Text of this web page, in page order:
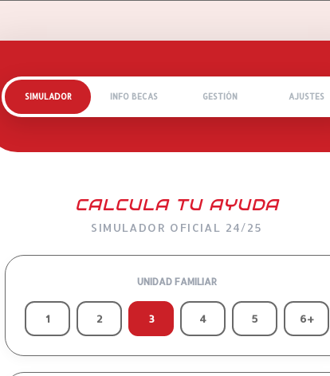
SIMULADOR INFO BECAS GESTIÓN AJUSTES
CALCULA TU AYUDA
SIMULADOR OFICIAL 24/25
UNIDAD FAMILIAR
1 2 3 4 5 6+